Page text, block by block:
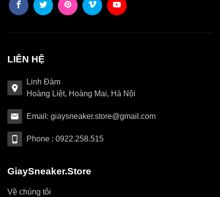
LIÊN HỆ
Linh Đàm
Hoàng Liệt, Hoàng Mai, Hà Nội
Email: giaysneaker.store@gmail.com
Phone : 0922.258.515
GiaySneaker.Store
Về chúng tôi